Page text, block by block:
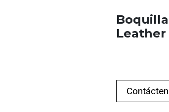
Leather